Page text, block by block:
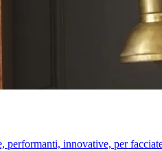
performanti, innovative, per